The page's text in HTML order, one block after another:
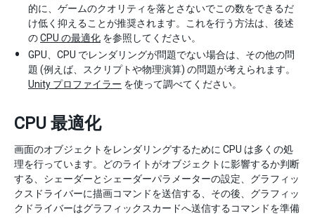
的に、ゲームのクオリティを落とさないでこの数をできるだ
け低く抑えることが推奨されます。これを行う方法は、後述
のCPU の最適化 を参照してください。
GPU、CPU でレンダリングが問題でない場合は、その他の問
題 (例えば、スクリプトや物理演算) の問題が考えられます。
Unity プロファイラー を使って調べてください。
CPU 最適化
画面のオブジェクトをレンダリングするために CPU は多くの処
理を行っています。どのライトがオブジェクトに影響するか判断
する、シェーダーとシェーダーパラメーターの設定、グラフィッ
クスドライバーに描画コマンドを送信する、その後、グラフィッ
クドライバーはグラフィックスカードへ送信するコマンドを準備